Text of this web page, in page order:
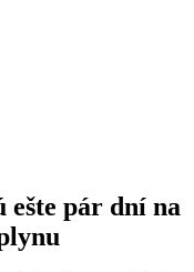
pár dní na